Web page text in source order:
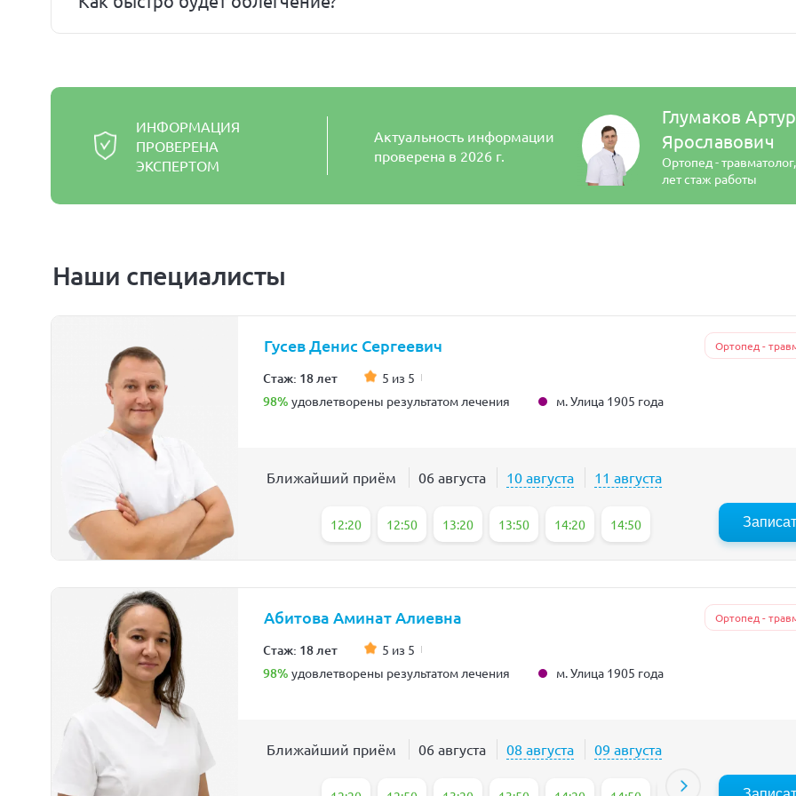
ИНФОРМАЦИЯ
ПРОВЕРЕНА
ЭКСПЕРТОМ
Актуальность информации
проверена в 2026 г.
Глумаков Артур
Ярославович
Ортопед - травматолог,
лет стаж работы
Наши специалисты
Гусев Денис Сергеевич Ортопед -
Стаж: 18 лет 5 из 5
98% удовлетворены результатом лечения м. Улица 1905 года
Ближайший приём 06 августа 10 августа 11 августа
12:20 12:50 13:20 13:50 14:20 14:50
Абитова Аминат Алиевна Ортопед -
Стаж: 18 лет 5 из 5
98% удовлетворены результатом лечения м. Улица 1905 года
Ближайший приём 06 августа 08 августа 09 августа